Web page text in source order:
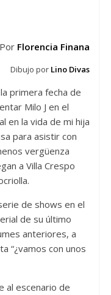
Por Florencia Finana
Dibujo por Lino Divas
primera fecha de
Milo J en el
en la vida de mi hija
para asistir con
vergüenza
a Villa Crespo
de shows en el
de su último
anteriores, a
“¿vamos con unos
al escenario de